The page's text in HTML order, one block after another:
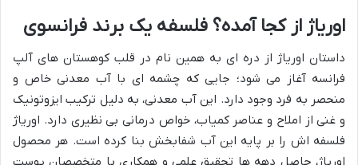
اوریاژ از کجا آمده؟ فلسفه یک برند فرانسوی
داستان اوریاژ از دره ای به همین نام در قلب کوهستان های آلپ
فرانسه آغاز می شود؛ جایی که چشمه ای با آب معدنی خاص و
منحصر به فرد وجود دارد. این آب معدنی، به دلیل ترکیب ایزوتونیک
و غنی از املاح و عناصر کمیاب، خواص درمانی بی نظیری دارد. اوریاژ
فلسفه اش را بر پایه این آب شفابخش بنا کرده است. هر محصول
اوریاژ، حاصل دهه ها تحقیق علمی و همکاری با متخصصان پوست